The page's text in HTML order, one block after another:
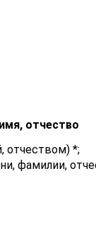
отчество
отчеством) *;
фамилии,